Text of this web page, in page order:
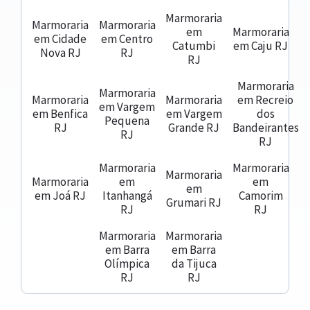
Marmoraria
em Cidade
Nova RJ
Marmoraria
em Centro
RJ
Marmoraria
em
Catumbi
RJ
Marmoraria
em Caju RJ
Marmoraria
em Benfica
RJ
Marmoraria
em Vargem
Pequena
RJ
Marmoraria
em Vargem
Grande RJ
Marmoraria
em Recreio
dos
Bandeirantes
RJ
Marmoraria
em Joá RJ
Marmoraria
em
Itanhangá
RJ
Marmoraria
em
Grumari RJ
Marmoraria
em
Camorim
RJ
Marmoraria
em Barra
Olímpica
RJ
Marmoraria
em Barra
da Tijuca
RJ